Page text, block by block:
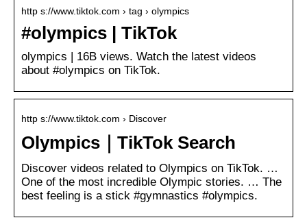
http s://www.tiktok.com › tag › olympics
#olympics | TikTok
olympics | 16B views. Watch the latest videos
about #olympics on TikTok.
http s://www.tiktok.com › Discover
Olympics｜TikTok Search
Discover videos related to Olympics on TikTok. …
One of the most incredible Olympic stories. … The
best feeling is a stick #gymnastics #olympics.